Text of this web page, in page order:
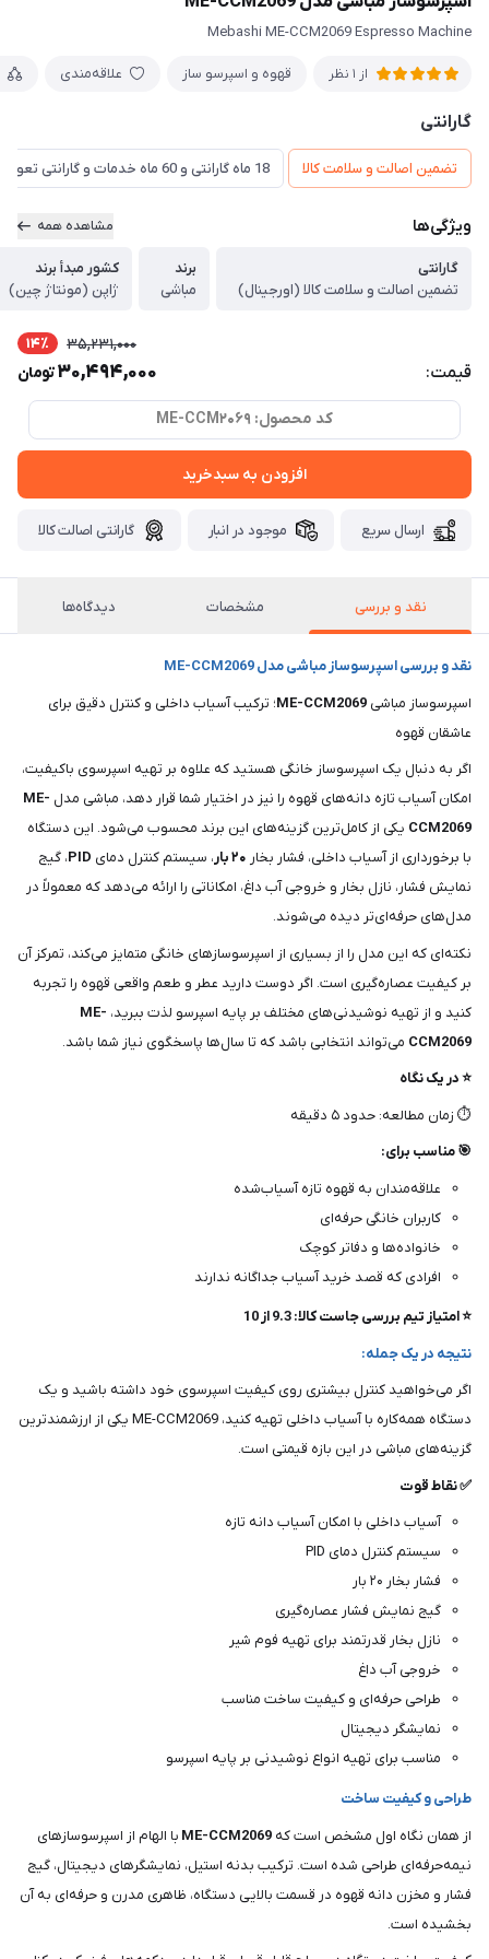
Mebashi ME-CCM2069 Espresso Machine
از 1 نظر قهوه و اسپرسو ساز علاقه‌مندی
گارانتی
تضمین اصالت و سلامت کالا 18 ماه گارانتی و 60 ماه خدمات و گارانتی تعویض
ویژگی‌ها مشاهده همه
گارانتی
تضمین اصالت و سلامت کالا (اورجینال)
برند
مباشی
کشور مبدأ برند
ژاپن (مونتاژ چین)
قیمت:
35,231,000 14٪
30,494,000تومان
کد محصول: ME-CCM2069
افزودن به سبدخرید
ارسال سریع موجود در انبار گارانتی اصالت کالا
نقد و بررسی مشخصات دیدگاه‌ها
نقد و بررسی اسپرسوساز مباشی مدل ME-CCM2069
اسپرسوساز مباشی ME-CCM2069؛ ترکیب آسیاب داخلی و کنترل دقیق برای
عاشقان قهوه
اگر به دنبال یک اسپرسوساز خانگی هستید که علاوه بر تهیه اسپرسوی باکیفیت،
امکان آسیاب تازه دانه‌های قهوه را نیز در اختیار شما قرار دهد، مباشی مدل ME-
CCM2069 یکی از کامل‌ترین گزینه‌های این برند محسوب می‌شود. این دستگاه
با برخورداری از آسیاب داخلی، فشار بخار ۲۰ بار ، سیستم کنترل دمای PID، گیج
نمایش فشار، نازل بخار و خروجی آب داغ، امکاناتی را ارائه می‌دهد که معمولاً در
مدل‌های حرفه‌ای‌تر دیده می‌شوند.
نکته‌ای که این مدل را از بسیاری از اسپرسوسازهای خانگی متمایز می‌کند، تمرکز آن
بر کیفیت عصاره‌گیری است. اگر دوست دارید عطر و طعم واقعی قهوه را تجربه
کنید و از تهیه نوشیدنی‌های مختلف بر پایه اسپرسو لذت ببرید، ME-
CCM2069 می‌تواند انتخابی باشد که تا سال‌ها پاسخگوی نیاز شما باشد.
⭐ در یک نگاه
⏱ زمان مطالعه: حدود ۵ دقیقه
🎯 مناسب برای:
علاقه‌مندان به قهوه تازه آسیاب‌شده
کاربران خانگی حرفه‌ای
خانواده‌ها و دفاتر کوچک
افرادی که قصد خرید آسیاب جداگانه ندارند
⭐ امتیاز تیم بررسی جاست کالا: 9.3 از 10
نتیجه در یک جمله:
اگر می‌خواهید کنترل بیشتری روی کیفیت اسپرسوی خود داشته باشید و یک
دستگاه همه‌کاره با آسیاب داخلی تهیه کنید، ME-CCM2069 یکی از ارزشمندترین
گزینه‌های مباشی در این بازه قیمتی است.
✅ نقاط قوت
آسیاب داخلی با امکان آسیاب دانه تازه
سیستم کنترل دمای PID
فشار بخار ۲۰ بار
گیج نمایش فشار عصاره‌گیری
نازل بخار قدرتمند برای تهیه فوم شیر
خروجی آب داغ
طراحی حرفه‌ای و کیفیت ساخت مناسب
نمایشگر دیجیتال
مناسب برای تهیه انواع نوشیدنی بر پایه اسپرسو
طراحی و کیفیت ساخت
از همان نگاه اول مشخص است که ME-CCM2069 با الهام از اسپرسوسازهای
نیمه‌حرفه‌ای طراحی شده است. ترکیب بدنه استیل، نمایشگرهای دیجیتال، گیج
فشار و مخزن دانه قهوه در قسمت بالایی دستگاه، ظاهری مدرن و حرفه‌ای به آن
بخشیده است.